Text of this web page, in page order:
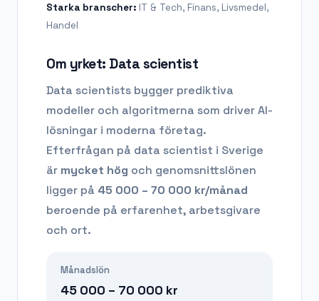
Starka branscher: IT & Tech, Finans, Livsmedel,
Handel
Om yrket: Data scientist
Data scientists bygger prediktiva
modeller och algoritmerna som driver AI-
lösningar i moderna företag.
Efterfrågan på data scientist i Sverige
är mycket hög och genomsnittslönen
ligger på 45 000 – 70 000 kr/månad
beroende på erfarenhet, arbetsgivare
och ort.
Månadslön
45 000 – 70 000 kr